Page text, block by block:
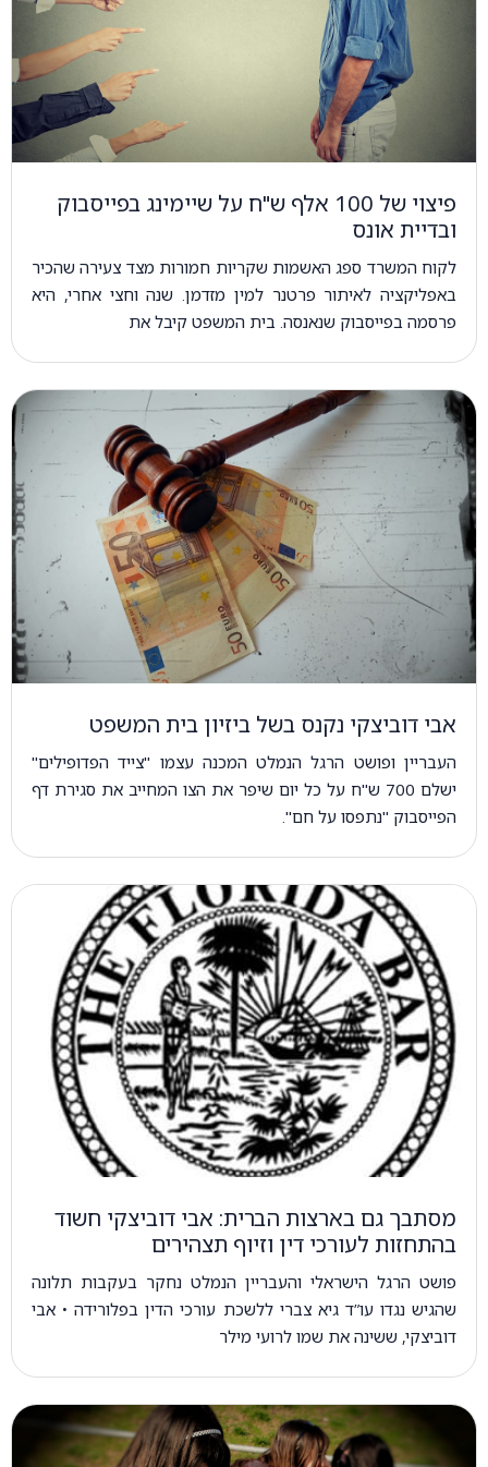
פיצוי של 100 אלף ש"ח על שיימינג בפייסבוק
ובדיית אונס
לקוח המשרד ספג האשמות שקריות חמורות מצד צעירה שהכיר
באפליקציה לאיתור פרטנר למין מזדמן. שנה וחצי אחרי, היא
פרסמה בפייסבוק שנאנסה. בית המשפט קיבל את
אבי דוביצקי נקנס בשל ביזיון בית המשפט
העבריין ופושט הרגל הנמלט המכנה עצמו "צייד הפדופילים"
ישלם 700 ש"ח על כל יום שיפר את הצו המחייב את סגירת דף
הפייסבוק "נתפסו על חם".
מסתבך גם בארצות הברית: אבי דוביצקי חשוד
בהתחזות לעורכי דין וזיוף תצהירים
פושט הרגל הישראלי והעבריין הנמלט נחקר בעקבות תלונה
שהגיש נגדו עו”ד גיא צברי ללשכת עורכי הדין בפלורידה • אבי
דוביצקי, ששינה את שמו לרועי מילר